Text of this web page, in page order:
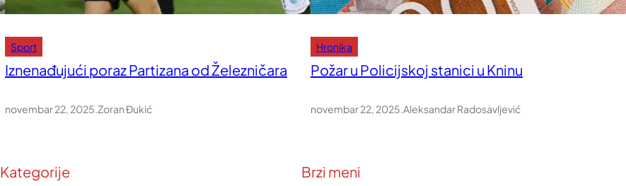
Sport
Iznenađujući poraz Partizana od Železničara
novembar 22, 2025 Zoran Đukić
Hronika
Požar u Policijskoj stanici u Kninu
novembar 22, 2025 Aleksandar Radosavljević
Kategorije Brzi meni